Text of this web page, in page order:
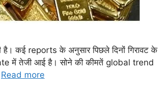
कई reports के अनुसार पिछले दिनों गिरावट के
में तेजी आई है। सोने की कीमतें global trend
Read more